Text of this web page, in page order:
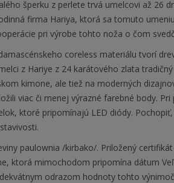
šperku z perlete trvá umelcovi až 26
firma Hariya, ktorá sa tomuto
pri výrobe tohto noža o čom
coreless materiálu tvorí
z Hariye z 24 karátového zlata
kimone, ale tiež na moderných
viac či menej výrazné farebné body. Pri
ktoré pripomínajú LED diódy.
paulownia /kirbako/. Priložený
ktorá mimochodom pripomína dátum
odrazom hodnoty tohto